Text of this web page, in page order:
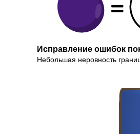
Исправление ошибок
Небольшая неровность